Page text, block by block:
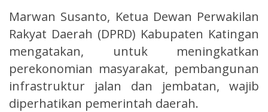
Marwan Susanto, Ketua Dewan Perwakilan
Rakyat Daerah (DPRD) Kabupaten Katingan
mengatakan, untuk meningkatkan
perekonomian masyarakat, pembangunan
infrastruktur jalan dan jembatan, wajib
diperhatikan pemerintah daerah.